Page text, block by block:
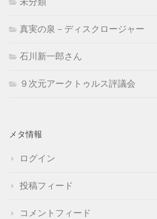
真実の泉－ディスクロージャー
石川新一郎さん
９次元アークトゥルス評議会
メタ情報
ログイン
投稿フィード
コメントフィード